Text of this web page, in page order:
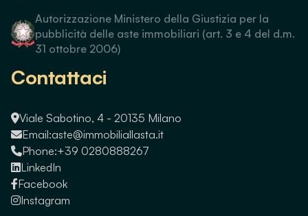
Autorizzazione Ministero della Giustizia per la
pubblicità delle aste immobiliari (art. 3 e 4 del d.m.
31 ottobre 2006)
Contattaci
Viale Sabotino, 4 - 20135 Milano
Email:aste@immobiliallasta.it
Phone:+39 0280888267
LinkedIn
Facebook
Instagram